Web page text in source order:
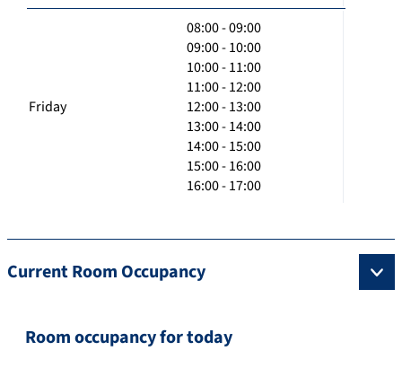
Friday
08:00 - 09:00
09:00 - 10:00
10:00 - 11:00
11:00 - 12:00
12:00 - 13:00
13:00 - 14:00
14:00 - 15:00
15:00 - 16:00
16:00 - 17:00
Current Room Occupancy
Room occupancy for today